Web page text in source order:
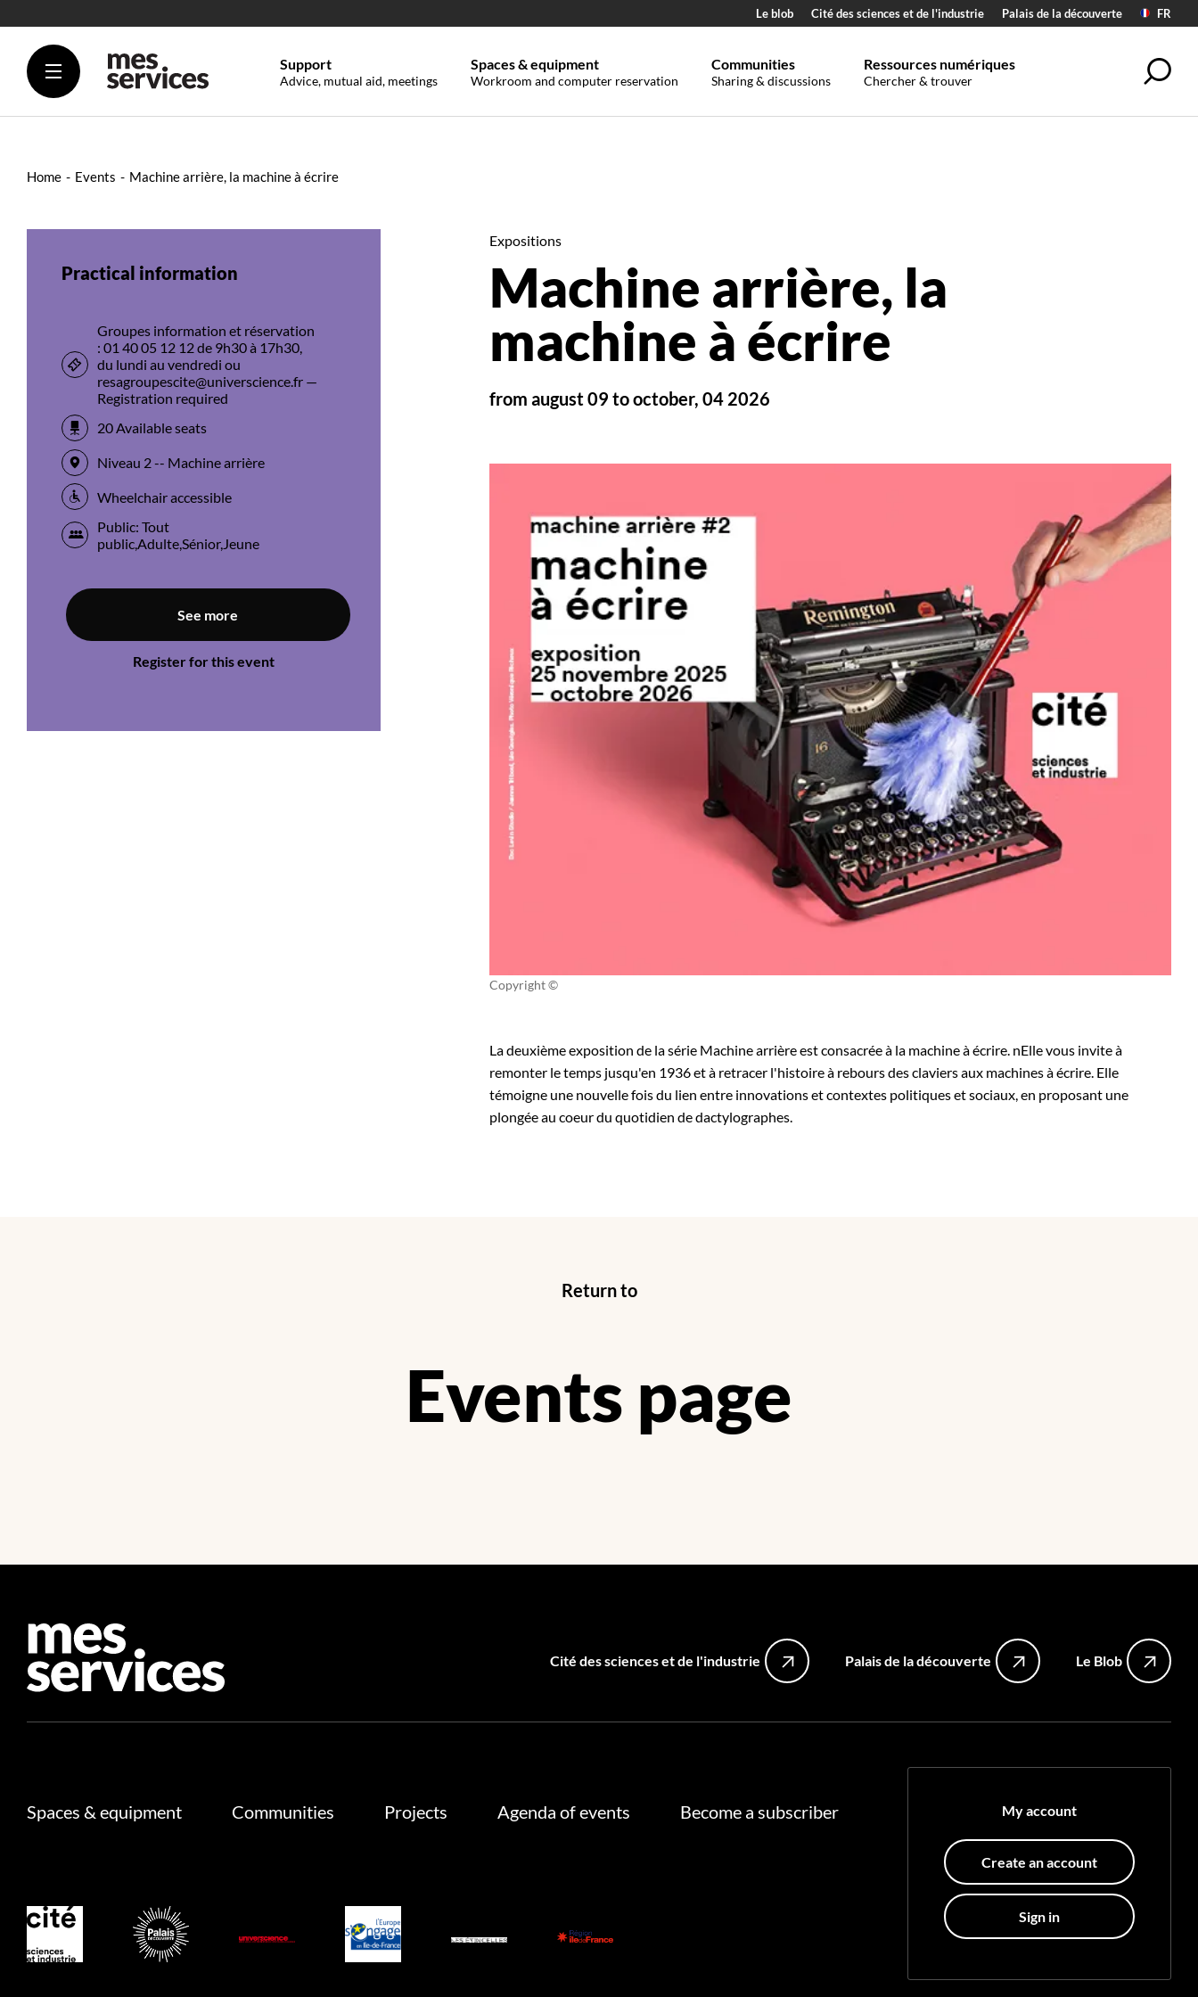
Le blob Cité des sciences et de l'industrie Palais de la découverte FR
Support
Advice, mutual aid, meetings
Spaces & equipment
Workroom and computer reservation
Communities
Sharing & discussions
Ressources numériques
Chercher & trouver
Home Events Machine arrière, la machine à écrire
Expositions
Machine arrière, la
machine à écrire
from august 09 to october, 04 2026
Copyright ©
La deuxième exposition de la série Machine arrière est consacrée à la machine à écrire. nElle vous invite à
remonter le temps jusqu'en 1936 et à retracer l'histoire à rebours des claviers aux machines à écrire. Elle
témoigne une nouvelle fois du lien entre innovations et contextes politiques et sociaux, en proposant une
plongée au coeur du quotidien de dactylographes.
Practical information
Groupes information et réservation
: 01 40 05 12 12 de 9h30 à 17h30,
du lundi au vendredi ou
resagroupescite@universcience.fr —
Registration required
20 Available seats
Niveau 2 -- Machine arrière
Wheelchair accessible
Public: Tout
public,Adulte,Sénior,Jeune
See more
Register for this event
Return to
Events page
Cité des sciences et de l'industrie Palais de la découverte Le Blob
My account
Create an account
Sign in
Spaces & equipment Communities Projects Agenda of events Become a subscriber